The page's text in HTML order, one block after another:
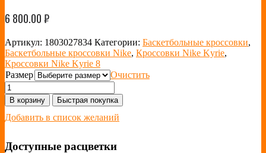
6 800.00₽
Артикул: 1803027834 Категории: Баскетбольные кроссовки,
Баскетбольные кроссовки Nike, Кроссовки Nike Kyrie,
Кроссовки Nike Kyrie 8
Размер
Очистить
В корзину Быстрая покупка
Добавить в список желаний
Доступные расцветки